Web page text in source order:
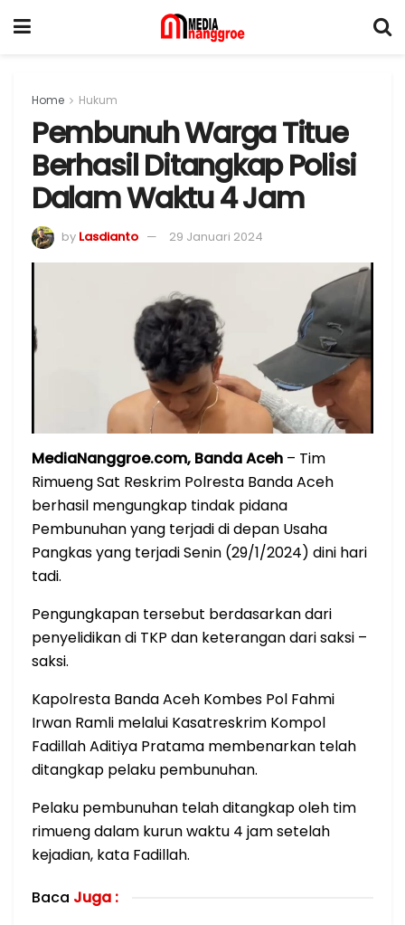
Home Hukum
Pembunuh Warga Titue
Berhasil Ditangkap Polisi
Dalam Waktu 4 Jam
by Lasdianto 29 Januari 2024
MediaNanggroe.com, Banda Aceh – Tim
Rimueng Sat Reskrim Polresta Banda Aceh
berhasil mengungkap tindak pidana
Pembunuhan yang terjadi di depan Usaha
Pangkas yang terjadi Senin (29/1/2024) dini hari
tadi.
Pengungkapan tersebut berdasarkan dari
penyelidikan di TKP dan keterangan dari saksi –
saksi.
Kapolresta Banda Aceh Kombes Pol Fahmi
Irwan Ramli melalui Kasatreskrim Kompol
Fadillah Aditiya Pratama membenarkan telah
ditangkap pelaku pembunuhan.
Pelaku pembunuhan telah ditangkap oleh tim
rimueng dalam kurun waktu 4 jam setelah
kejadian, kata Fadillah.
Baca Juga :